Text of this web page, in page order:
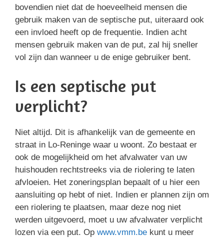
bovendien niet dat de hoeveelheid mensen die
gebruik maken van de septische put, uiteraard ook
een invloed heeft op de frequentie. Indien acht
mensen gebruik maken van de put, zal hij sneller
vol zijn dan wanneer u de enige gebruiker bent.
Is een septische put
verplicht?
Niet altijd. Dit is afhankelijk van de gemeente en
straat in Lo-Reninge waar u woont. Zo bestaat er
ook de mogelijkheid om het afvalwater van uw
huishouden rechtstreeks via de riolering te laten
afvloeien. Het zoneringsplan bepaalt of u hier een
aansluiting op hebt of niet. Indien er plannen zijn om
een riolering te plaatsen, maar deze nog niet
werden uitgevoerd, moet u uw afvalwater verplicht
lozen via een put. Op www.vmm.be kunt u meer